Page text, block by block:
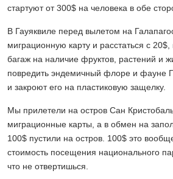
стартуют от 300$ на человека в обе
В Гауяквиле перед вылетом на
миграционную карту и расстаться с
багаж на наличие фруктов, растений и
повредить эндемичный флоре и фауне
и закроют его на пластиковую защелку.
Мы прилетели на остров Сан
миграционные карты, а в обмен на
100$ пустили на остров. 100$ это
стоимость посещения национального
что не отвертишься.